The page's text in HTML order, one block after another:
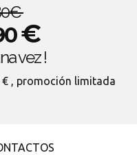
€
vez !
€ , promoción limitada